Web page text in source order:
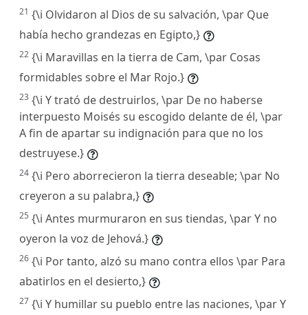
21 {\i Olvidaron al Dios de su salvación, \par Que
había hecho grandezas en Egipto,}
22 {\i Maravillas en la tierra de Cam, \par Cosas
formidables sobre el Mar Rojo.}
23 {\i Y trató de destruirlos, \par De no haberse
interpuesto Moisés su escogido delante de él, \par
A fin de apartar su indignación para que no los
destruyese.}
24 {\i Pero aborrecieron la tierra deseable; \par No
creyeron a su palabra,}
25 {\i Antes murmuraron en sus tiendas, \par Y no
oyeron la voz de Jehová.}
26 {\i Por tanto, alzó su mano contra ellos \par Para
abatirlos en el desierto,}
27 {\i Y humillar su pueblo entre las naciones, \par Y